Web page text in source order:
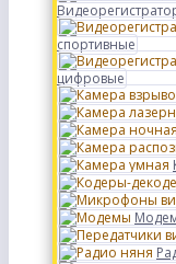
спортивные
цифровые